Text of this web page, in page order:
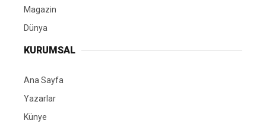
Magazin
Dünya
KURUMSAL
Ana Sayfa
Yazarlar
Künye